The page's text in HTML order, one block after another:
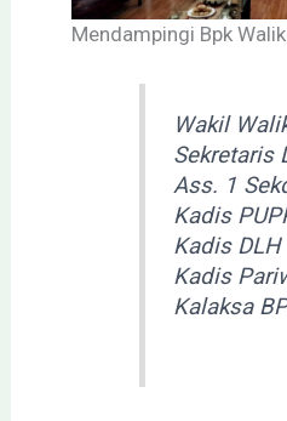
Mendampingi Bpk
Wakil
Sekretaris
Ass. 1
Kadis
Kadis DLH
Kadis
Kalaksa